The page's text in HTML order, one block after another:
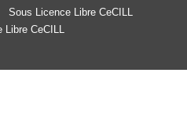
Sous Licence Libre CeCILL
Libre CeCILL